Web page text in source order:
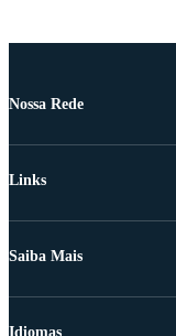
Nossa Rede
Links
Saiba Mais
Idiomas